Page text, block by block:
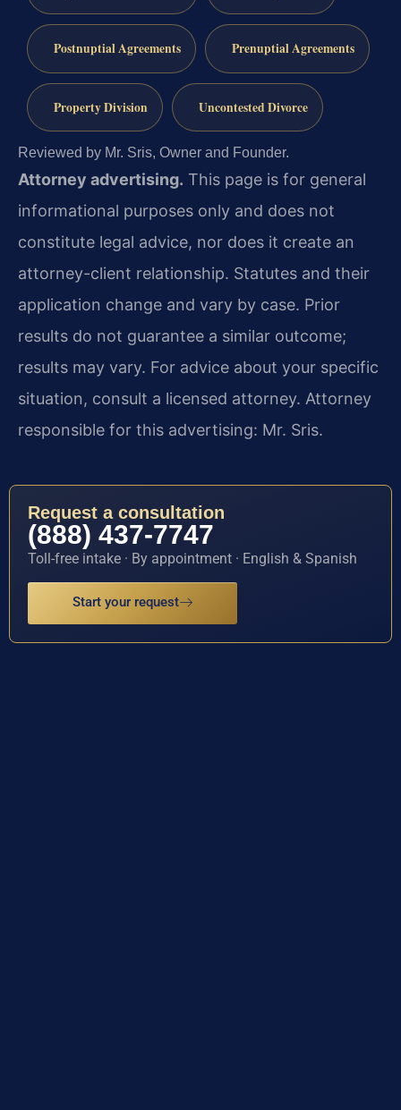
Postnuptial Agreements Prenuptial Agreements
Property Division Uncontested Divorce
Reviewed by Mr. Sris, Owner and Founder.
Attorney advertising. This page is for general
informational purposes only and does not
constitute legal advice, nor does it create an
attorney-client relationship. Statutes and their
application change and vary by case. Prior
results do not guarantee a similar outcome;
results may vary. For advice about your specific
situation, consult a licensed attorney. Attorney
responsible for this advertising: Mr. Sris.
Request a consultation
(888) 437-7747
Toll-free intake · By appointment · English & Spanish
Start your request